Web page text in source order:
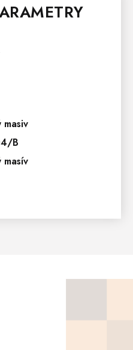
masiv
B